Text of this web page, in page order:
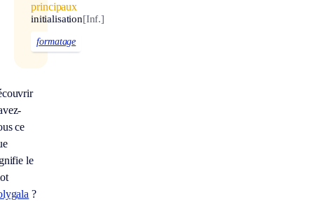
principaux
initialisation[Inf.]
formatage
ce
le
?